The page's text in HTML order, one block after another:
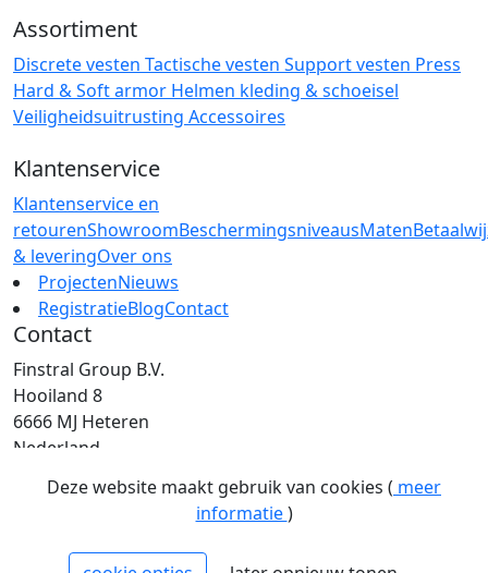
Assortiment
Discrete vesten Tactische vesten Support vesten Press
Hard & Soft armor Helmen kleding & schoeisel
Veiligheidsuitrusting Accessoires
Klantenservice
Klantenservice en
retourenShowroomBeschermingsniveausMaten
& leveringOver ons
ProjectenNieuws
RegistratieBlogContact
Contact
Finstral Group B.V.
Hooiland 8
6666 MJ Heteren
Nederland
E: info@finstral.nl
BTW: NL813263025B01
EORI: NL813263025
Deze website maakt gebruik van cookies ( meer
informatie)